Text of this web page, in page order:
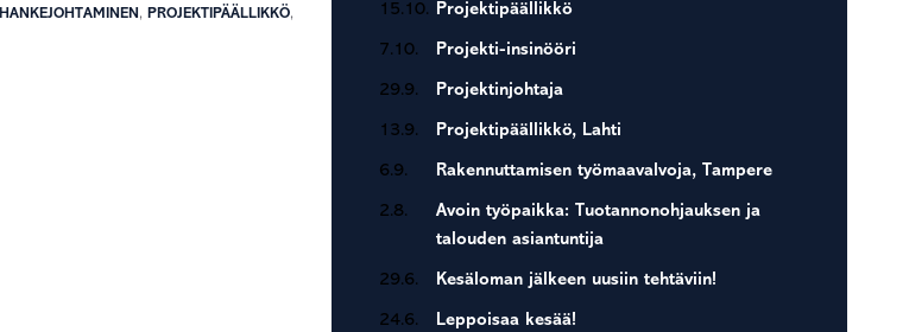
HANKEJOHTAMINEN , PROJEKTIPÄÄLLIKKÖ,
15.10. Projektipäällikkö
7.10. Projekti-insinööri
29.9. Projektinjohtaja
13.9. Projektipäällikkö, Lahti
6.9. Rakennuttamisen työmaavalvoja, Tampere
2.8.
Avoin työpaikka: Tuotannonohjauksen ja
talouden asiantuntija
29.6. Kesäloman jälkeen uusiin tehtäviin!
24.6. Leppoisaa kesää!